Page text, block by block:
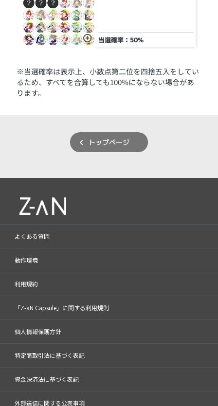
当選確率：50%
※当選確率は表示上、小数点第二位を四捨五入をしてい
るため、すべてを合算しても100%にならない場合があ
ります。
トップページ
よくある質問
動作環境
利用規約
「Z-aN Capsule」に関する利用規則
個人情報保護方針
特定商取引法に基づく表記
資金決済法に基づく表記
外部送信に関する公表事項